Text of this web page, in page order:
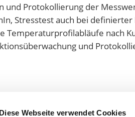
Diese Webseite verwendet Cookies
und Protokollierung der
Stresstest auch bei
Temperaturprofilabläufe nach
und